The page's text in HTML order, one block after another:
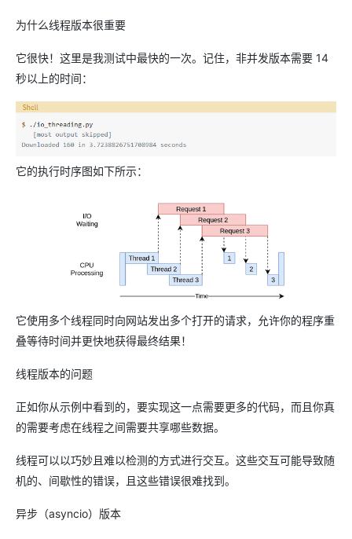
为什么线程版本很重要
它很快！这里是我测试中最快的一次。记住，非并发版本需要 14
秒以上的时间：
它的执行时序图如下所示：
它使用多个线程同时向网站发出多个打开的请求，允许你的程序重
叠等待时间并更快地获得最终结果！
线程版本的问题
正如你从示例中看到的，要实现这一点需要更多的代码，而且你真
的需要考虑在线程之间需要共享哪些数据。
线程可以以巧妙且难以检测的方式进行交互。这些交互可能导致随
机的、间歇性的错误，且这些错误很难找到。
异步（asyncio）版本